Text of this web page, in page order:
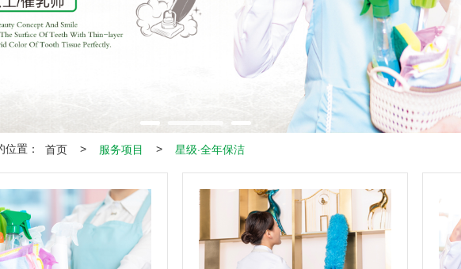
位置： 首页 > 服务项目 > 星级·全年保洁